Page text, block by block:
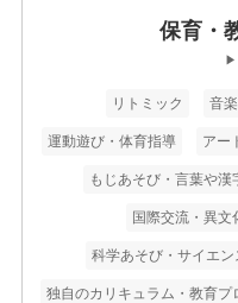
保育・
▶
リトミック 音
運動遊び・体育指導 アー
もじあそび・言葉や漢
国際交流・異文
科学あそび・サイエン
独自のカリキュラム・教育プ